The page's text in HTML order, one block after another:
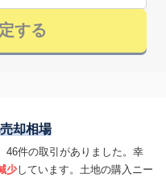
する
却相場
46件の取引がありました。幸
少しています。土地の購入ニー